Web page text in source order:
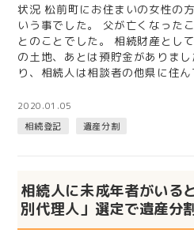
状況 松前町にお住まいの女性の
いう事でした。 父が亡くなった
とのことでした。 相続財産とし
の土地、あとは預貯金がありま
り、相続人は相談者の他県に住
2020.01.05
相続登記
遺産分割
相続人に未成年者がいる
別代理人」選定で遺産分